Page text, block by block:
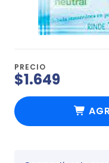
PRECIO
$1.649